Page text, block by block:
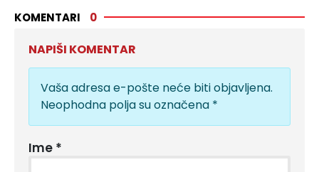
KOMENTARI 0
NAPIŠI KOMENTAR
Vaša adresa e-pošte neće biti objavljena.
Neophodna polja su označena *
Ime *